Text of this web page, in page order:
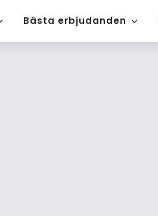
Bästa erbjudanden